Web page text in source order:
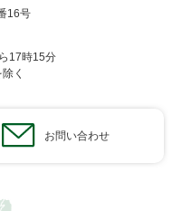
16号
17時15分
く
お問い合わせ